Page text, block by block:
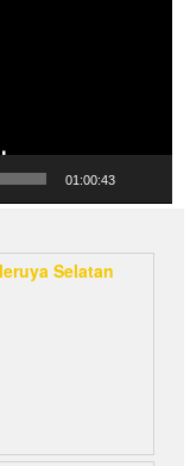
01:00:43
Selatan